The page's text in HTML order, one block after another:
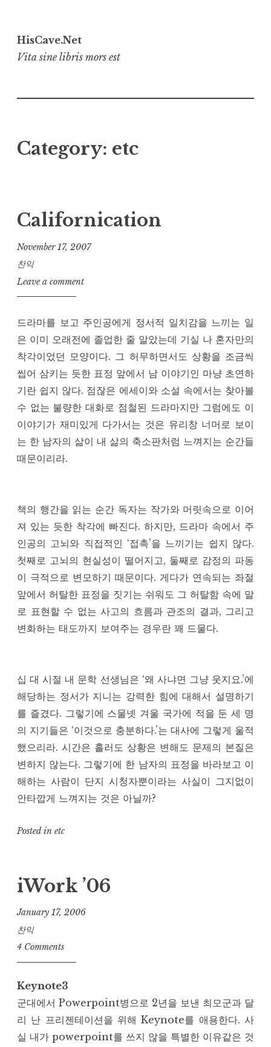
to
content
HisCave.Net
Vita sine libris mors est
Category: etc
Californication
November 17, 2007
찬익
Leave a comment
드라마를 보고 주인공에게 정서적 일치감을 느끼는 일
은 이미 오래전에 졸업한 줄 알았는데 기실 나 혼자만의
착각이었던 모양이다. 그 허무하면서도 상황을 조금씩
씹어 삼키는 듯한 표정 앞에서 남 이야기인 마냥 초연하
기란 쉽지 않다. 점잖은 에세이와 소설 속에서는 찾아볼
수 없는 불량한 대화로 점철된 드라마지만 그럼에도 이
이야기가 재미있게 다가서는 것은 유리창 너머로 보이
는 한 남자의 삶이 내 삶의 축소판처럼 느껴지는 순간들
때문이리라.
책의 행간을 읽는 순간 독자는 작가와 머릿속으로 이어
져 있는 듯한 착각에 빠진다. 하지만, 드라마 속에서 주
인공의 고뇌와 직접적인 ‘접촉’을 느끼기는 쉽지 않다.
첫째로 고뇌의 현실성이 떨어지고, 둘째로 감정의 파동
이 극적으로 변모하기 때문이다. 게다가 연속되는 좌절
앞에서 허탈한 표정을 짓기는 쉬워도 그 허탈함 속에 말
로 표현할 수 없는 사고의 흐름과 관조의 결과, 그리고
변화하는 태도까지 보여주는 경우란 꽤 드물다.
십 대 시절 내 문학 선생님은 ‘왜 사냐면 그냥 웃지요.’에
해당하는 정서가 지니는 강력한 힘에 대해서 설명하기
를 즐겼다. 그렇기에 스물넷 겨울 국가에 적을 둔 세 명
의 지기들은 ‘이것으로 충분하다.’는 대사에 그렇게 울적
했으리라. 시간은 흘러도 상황은 변해도 문제의 본질은
변하지 않는다. 그렇기에 한 남자의 표정을 바라보고 이
해하는 사람이 단지 시청자뿐이라는 사실이 그지없이
안타깝게 느껴지는 것은 아닐까?
Posted in etc
iWork ’06
January 17, 2006
찬익
4 Comments
Keynote3
군대에서 Powerpoint병으로 2년을 보낸 최모군과 달
리 난 프리젠테이션을 위해 Keynote를 애용한다. 사
실 내가 powerpoint를 쓰지 않을 특별한 이유같은 것